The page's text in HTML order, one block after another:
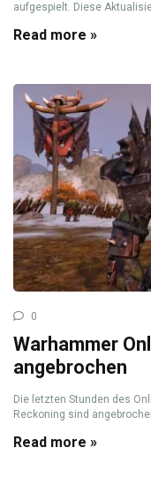
aufgespielt. Diese
Read more »
0
Warhammer
angebrochen
Die letzten Stunden des
Reckoning sind
Read more »